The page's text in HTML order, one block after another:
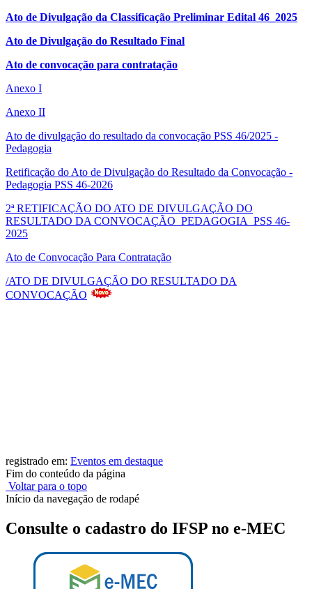
Ato de Divulgação da Classificação Preliminar Edital 46_2025
Ato de Divulgação do Resultado Final
Ato de convocação para contratação
Anexo I
Anexo II
Ato de divulgação do resultado da convocação PSS 46/2025 -
Pedagogia
Retificação do Ato de Divulgação do Resultado da Convocação -
Pedagogia PSS 46-2026
2ª RETIFICAÇÃO DO ATO DE DIVULGAÇÃO DO
RESULTADO DA CONVOCAÇÃO_PEDAGOGIA_PSS 46-
2025
Ato de Convocação Para Contratação
/ATO DE DIVULGAÇÃO DO RESULTADO DA
CONVOCAÇÃO
registrado em: Eventos em destaque
Fim do conteúdo da página
Voltar para o topo
Início da navegação de rodapé
Consulte o cadastro do IFSP no e-MEC